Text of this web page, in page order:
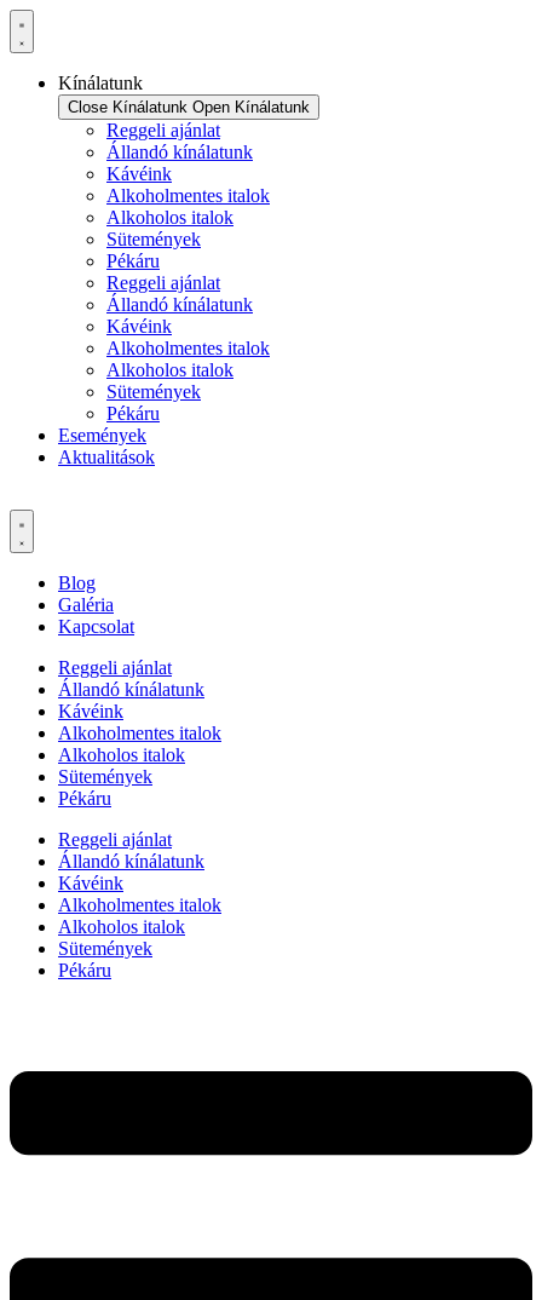
Ugrás
Kínálatunk
Close Kínálatunk Open Kínálatunk
Reggeli ajánlat
Állandó kínálatunk
Kávéink
Alkoholmentes italok
Alkoholos italok
Sütemények
Pékáru
Reggeli ajánlat
Állandó kínálatunk
Kávéink
Alkoholmentes italok
Alkoholos italok
Sütemények
Pékáru
Események
Aktualitások
Blog
Galéria
Kapcsolat
Reggeli ajánlat
Állandó kínálatunk
Kávéink
Alkoholmentes italok
Alkoholos italok
Sütemények
Pékáru
Reggeli ajánlat
Állandó kínálatunk
Kávéink
Alkoholmentes italok
Alkoholos italok
Sütemények
Pékáru